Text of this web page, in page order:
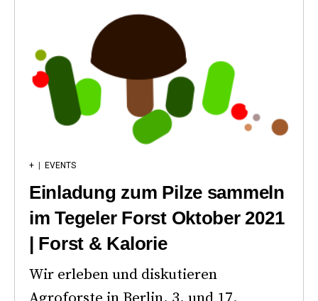
+ | EVENTS
Einladung zum Pilze sammeln
im Tegeler Forst Oktober 2021
| Forst & Kalorie
Wir erleben und diskutieren